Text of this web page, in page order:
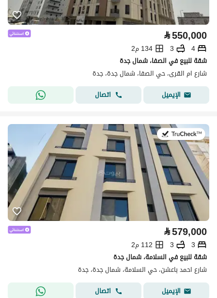
⃁550,000
4
3
134 م2
شقة للبيع في الصفا، شمال جدة
شارع ام القرى، حي الصفا، شمال جدة، جدة
الإيميل
اتصال
في:13 يوليو 2026
⃁579,000
3
3
112 م2
شقة للبيع في السلامة، شمال جدة
شارع احمد باعشن، حي السلامة، شمال جدة، جدة
الإيميل
اتصال